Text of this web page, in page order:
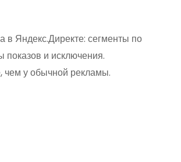
в Яндекс.Директе: сегменты по
и исключения.
чем у обычной рекламы.